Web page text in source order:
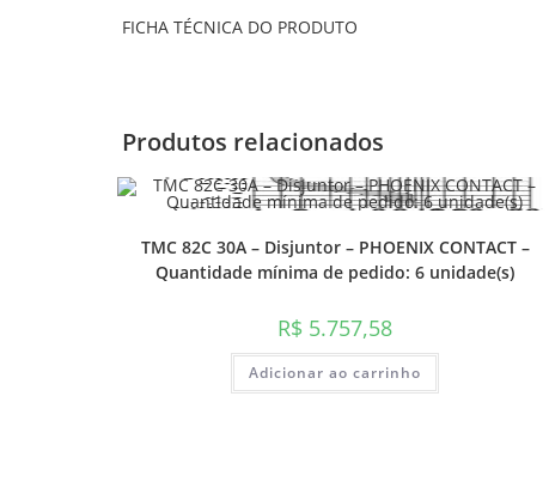
FICHA TÉCNICA DO PRODUTO
Produtos relacionados
TMC 82C 30A – Disjuntor – PHOENIX CONTACT –
Quantidade mínima de pedido: 6 unidade(s)
R$ 5.757,58
Adicionar ao carrinho